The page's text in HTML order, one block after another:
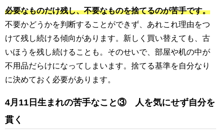
必要なものだけ残し、不要なものを捨てるのが苦手です。
不要かどうかを判断することができず、あれこれ理由をつ
けて残し続ける傾向があります。新しく買い替えても、古
いほうを残し続けることも。そのせいで、部屋や机の中が
不用品だらけになってしまいます。捨てる基準を自分なり
に決めておく必要があります。
4月11日生まれの苦手なこと③ 人を気にせず自分を
貫く